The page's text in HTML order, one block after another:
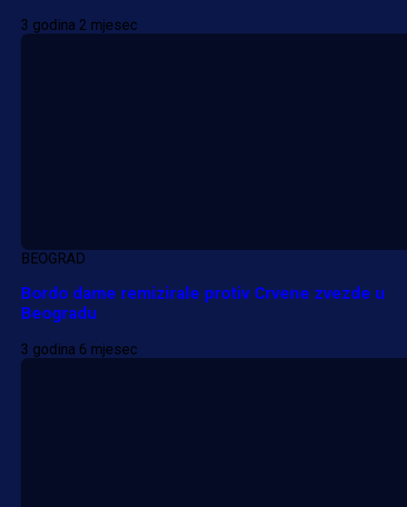
3 godina 2 mjesec
BEOGRAD
Bordo dame remizirale protiv Crvene zvezde u
Beogradu
3 godina 6 mjesec